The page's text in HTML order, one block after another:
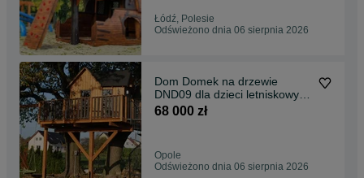
Łódź, Polesie
Odświeżono dnia 06 sierpnia 2026
Dom Domek na drzewie
DND09 dla dzieci letniskowy
działkowy PLAC ZABAW
68 000 zł
Opole
Odświeżono dnia 06 sierpnia 2026